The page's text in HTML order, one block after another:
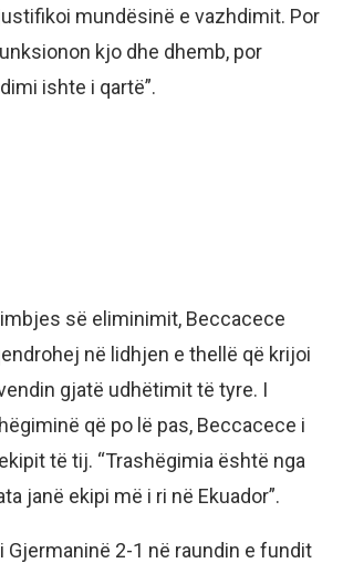
mundësinë e vazhdimit. Por
kjo dhe dhemb, por
ishte i qartë”.
së eliminimit, Beccacece
në lidhjen e thellë që krijoi
gjatë udhëtimit të tyre. I
që po lë pas, Beccacece i
të tij. “Trashëgimia është nga
janë ekipi më i ri në Ekuador”.
Gjermaninë 2-1 në raundin e fundit